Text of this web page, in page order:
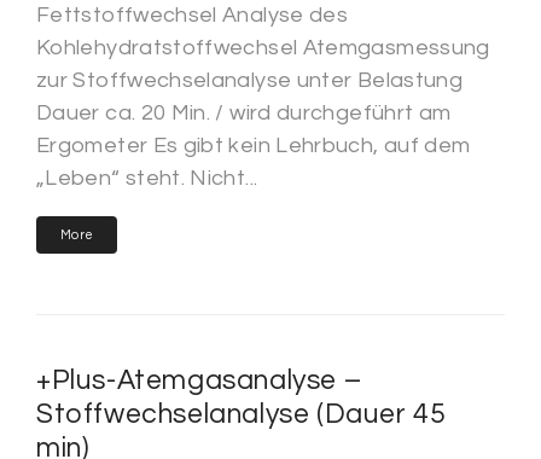
Fettstoffwechsel Analyse des
Kohlehydratstoffwechsel Atemgasmessung
zur Stoffwechselanalyse unter Belastung
Dauer ca. 20 Min. / wird durchgeführt am
Ergometer Es gibt kein Lehrbuch, auf dem
„Leben“ steht. Nicht...
More
+Plus-Atemgasanalyse –
Stoffwechselanalyse (Dauer 45
min)